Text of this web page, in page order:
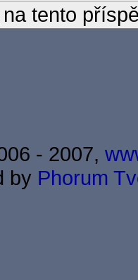
tento
- 2007,
by Phorum